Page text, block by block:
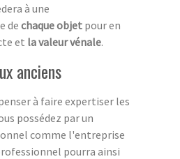
à une
de chaque objet pour en
et la valeur vénale.
anciens
à faire expertiser les
possédez par un
comme l'entreprise
pourra ainsi